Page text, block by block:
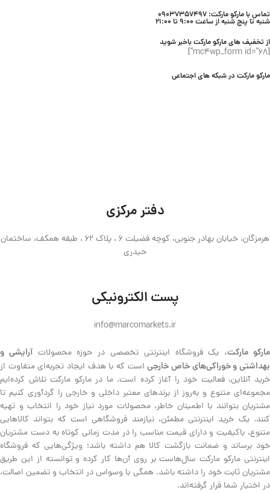
محصول برند SKIN1004
تماس با مارکو مارکت: 09037357497
شنبه تا پنج شنبه از ساعت 9:00 تا 21:00
از تخفیف های مارکو مارکت باخبر شوید
[mc4wp_form id="68"]
مارکو مارکت در شبکه های اجتماعی
دفتر مرکزی
هرمزگان، خیابان بهادر جنوبی، کوچه فضیلت 6 ، پلاک 62 ، طبقه همکف، ساختمان
حیدری
پست الکترونیکی
info@marcomarkets.ir
مارکو مارکت، یک فروشگاه اینترنتی تخصصی در حوزه محصولاتآرایشی و
بهداشتی و خوراکی‌های خاص خارجیاست که با هدف ایجاد تجربه‌ای متفاوت از
خرید آنلاین، فعالیت خود را آغاز کرده است. ما در مارکو مارکت تلاش کرده‌ایم
مجموعه‌ای متنوع و به‌روز از برندهای معتبر داخلی و خارجی را گردآوری کنیم تا
مشتریان بتوانند با اطمینان خاطر، محصولات مورد نیاز خود را انتخاب و تهیه
کنند. یک خرید اینترنتی مطمئن، نیازمند فروشگاهی است که بتواند کالاهایی
متنوع، باکیفیت و دارای قیمت مناسب را در مدت زمانی کوتاه به دست مشتریان
خود برساند و ضمانت بازگشت کالا هم داشته باشد؛ ویژگی‌هایی که فروشگاه
اینترنتی مارکو مارکت سال‌هاست بر روی آن‌ها کار کرده و توانسته از این طریق
مشتریان ثابت خود را داشته باشد. همگی با وسواس در انتخاب و تضمین اصالت،
در اختیار شما قرار گرفته‌اند.